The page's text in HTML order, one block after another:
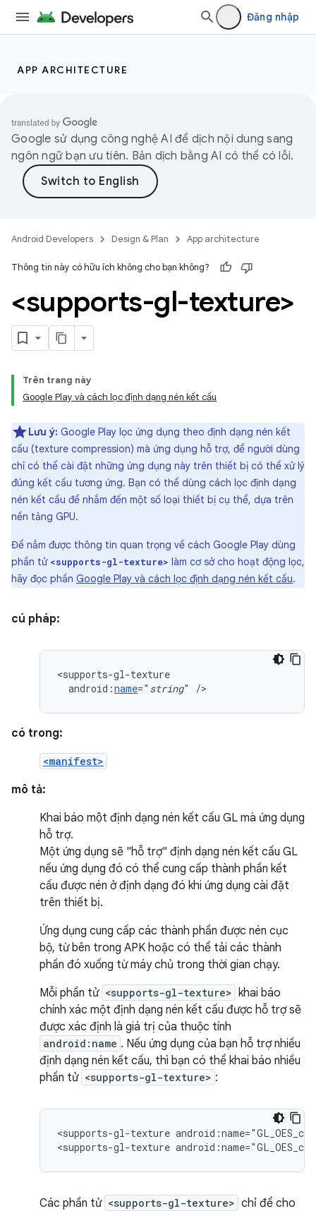
Đăng nhập
APP ARCHITECTURE
Google sử dụng công nghệ AI để dịch nội dung sang
ngôn ngữ bạn ưu tiên. Bản dịch bằng AI có thể có lỗi.
Android Developers Design & Plan App architecture
Thông tin này có hữu ích không cho bạn không?
<supports-gl-texture>
Trên trang này
Google Play và cách lọc định dạng nén kết cấu
Lưu ý: Google Play lọc ứng dụng theo định dạng nén kết
cấu (texture compression) mà ứng dụng hỗ trợ, để người dùng
chỉ có thể cài đặt những ứng dụng này trên thiết bị có thể xử lý
đúng kết cấu tương ứng. Bạn có thể dùng cách lọc định dạng
nén kết cấu để nhắm đến một số loại thiết bị cụ thể, dựa trên
nền tảng GPU.
Để nắm được thông tin quan trọng về cách Google Play dùng
phần tử <supports-gl-texture> làm cơ sở cho hoạt động lọc,
hãy đọc phần Google Play và cách lọc định dạng nén kết cấu.
cú pháp:
android:name=" string" />
có trong:
<manifest>
mô tả:
Khai báo một định dạng nén kết cấu GL mà ứng dụng
hỗ trợ.
Một ứng dụng sẽ "hỗ trợ" định dạng nén kết cấu GL
nếu ứng dụng đó có thể cung cấp thành phần kết
cấu được nén ở định dạng đó khi ứng dụng cài đặt
trên thiết bị.
Ứng dụng cung cấp các thành phần được nén cục
bộ, từ bên trong APK hoặc có thể tải các thành
phần đó xuống từ máy chủ trong thời gian chạy.
Mỗi phần tử <supports-gl-texture> khai báo
chính xác một định dạng nén kết cấu được hỗ trợ sẽ
được xác định là giá trị của thuộc tính
android:name . Nếu ứng dụng của bạn hỗ trợ nhiều
định dạng nén kết cấu, thì bạn có thể khai báo nhiều
phần tử <supports-gl-texture> :
<supports-gl-texture
<supports-gl-texture
Các phần tử <supports-gl-texture> chỉ để cho